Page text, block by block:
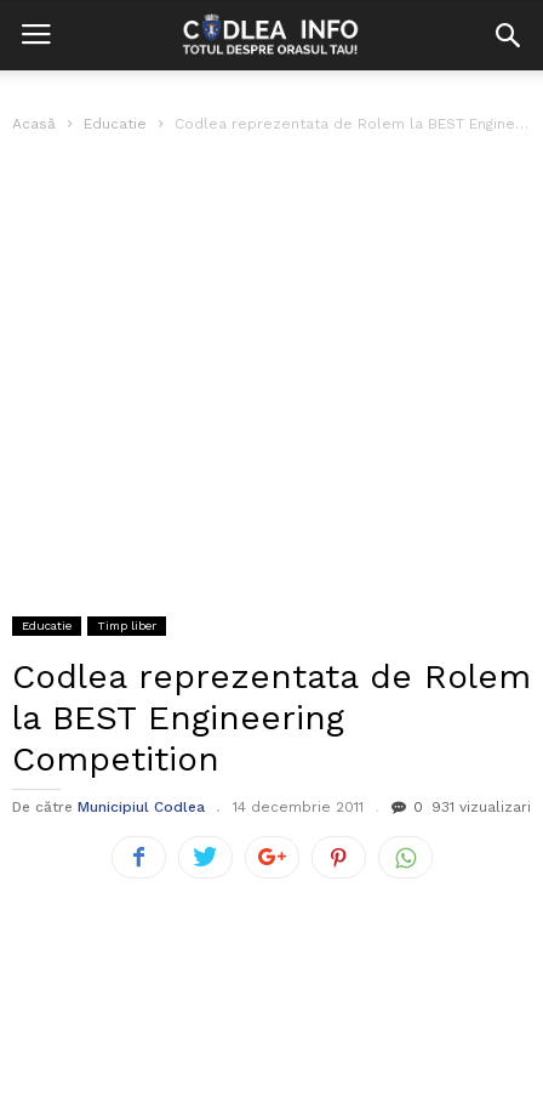
Acasă Educatie Codlea reprezentata de Rolem la BEST Engineering Competition
Educatie Timp liber
Codlea reprezentata de Rolem
la BEST Engineering
Competition
De către Municipiul Codlea 14 decembrie 2011 0 931 vizualizari